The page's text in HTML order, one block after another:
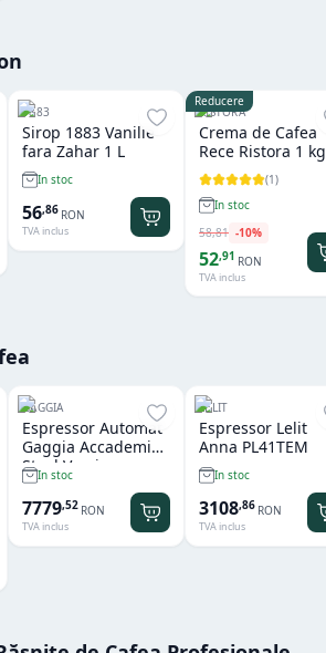
1883
Sirop 1883 Vanilie
fara Zahar 1 L
In stoc
56,86 RON
TVA inclus
Reducere
RISTORA
Crema de Cafea
Rece Ristora 1 kg
(1)
In stoc
58,81 -10%
52,91 RON
TVA inclus
GAGGIA
Espressor Automat
Gaggia Accademia
Steel Version
In stoc
7779,52 RON
TVA inclus
LELIT
Espressor Lelit
Anna PL41TEM
In stoc
3108,86 RON
TVA inclus